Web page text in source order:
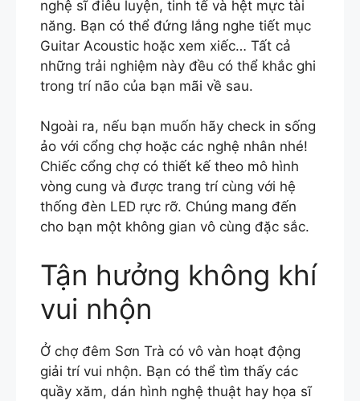
nghệ sĩ điêu luyện, tinh tế và hệt mực tài
năng. Bạn có thể đứng lắng nghe tiết mục
Guitar Acoustic hoặc xem xiếc… Tất cả
những trải nghiệm này đều có thể khắc ghi
trong trí não của bạn mãi về sau.
Ngoài ra, nếu bạn muốn hãy check in sống
ảo với cổng chợ hoặc các nghệ nhân nhé!
Chiếc cổng chợ có thiết kế theo mô hình
vòng cung và được trang trí cùng với hệ
thống đèn LED rực rỡ. Chúng mang đến
cho bạn một không gian vô cùng đặc sắc.
Tận hưởng không khí
vui nhộn
Ở chợ đêm Sơn Trà có vô vàn hoạt động
giải trí vui nhộn. Bạn có thể tìm thấy các
quầy xăm, dán hình nghệ thuật hay họa sĩ